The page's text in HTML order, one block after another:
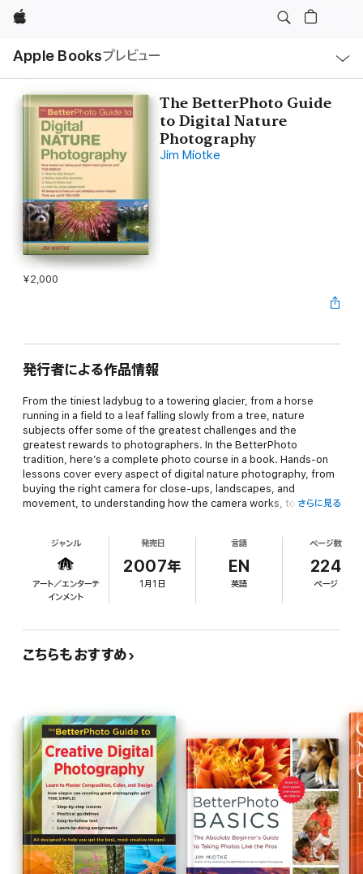
Apple
Apple Booksプレビュー
ル
The BetterPhoto Guide
to Digital Nature
Photography
Jim Miotke
¥2,000
発行者による作品情報
From the tiniest ladybug to a towering glacier, from a horse
running in a field to a leaf falling slowly from a tree, nature
subjects offer some of the greatest challenges and the
greatest rewards to photographers. In the BetterPhoto
tradition, here’s a complete photo course in a book. Hands-on
lessons cover every aspect of digital nature photography, from
buying the right camera for close-ups, landscapes, and
movement, to understanding how the camera works, to taking
approach nature photography. Everything a beginner or
intermediate photographer needs to know is here, including a
buyer’s guide, full information on camera features, file formats
and settings, exposure, low-light photography, filters and white
balance, composition and lens choice, creative ideas,
Photographyhelps photographers everywhere get great
photos in the great outdoors.
さらに見る
ジャンル
アート／エンターテ
インメント
発売日
2007年
1月1日
言語
EN
英語
ページ数
224
ページ
こちらもおすすめ